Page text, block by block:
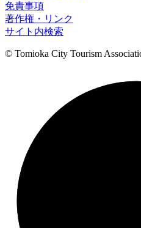
免責事項
著作権・リンク
サイト内検索
© Tomioka City Tourism